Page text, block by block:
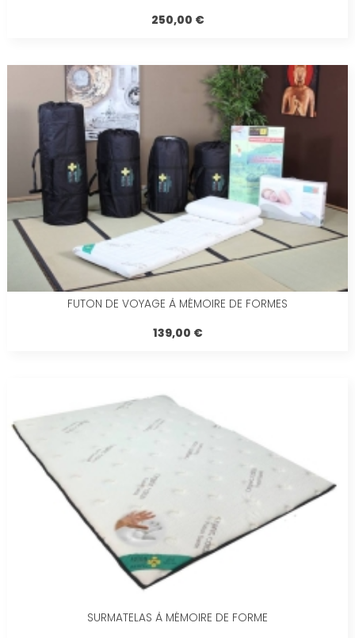
250,00 €
FUTON DE VOYAGE À MÉMOIRE DE FORMES
139,00 €
SURMATELAS À MÉMOIRE DE FORME